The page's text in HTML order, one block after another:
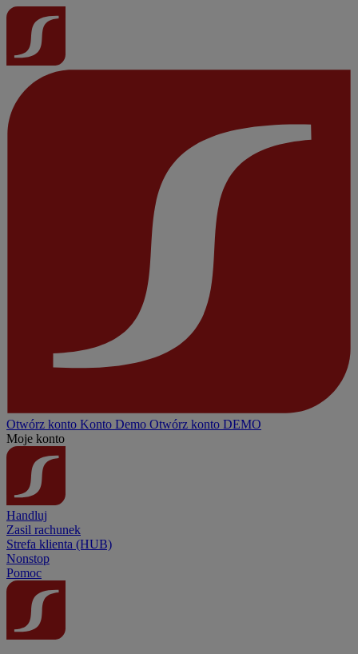
Otwórz konto Konto Demo Otwórz konto DEMO
Moje konto
Handluj
Zasil rachunek
Strefa klienta (HUB)
Nonstop
Pomoc